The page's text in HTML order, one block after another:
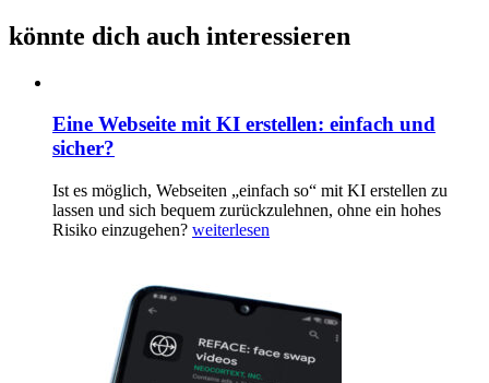
könnte dich auch interessieren
Eine Webseite mit KI erstellen: einfach und
sicher?
Ist es möglich, Webseiten „einfach so“ mit KI erstellen zu
lassen und sich bequem zurückzulehnen, ohne ein hohes
Risiko einzugehen? weiterlesen